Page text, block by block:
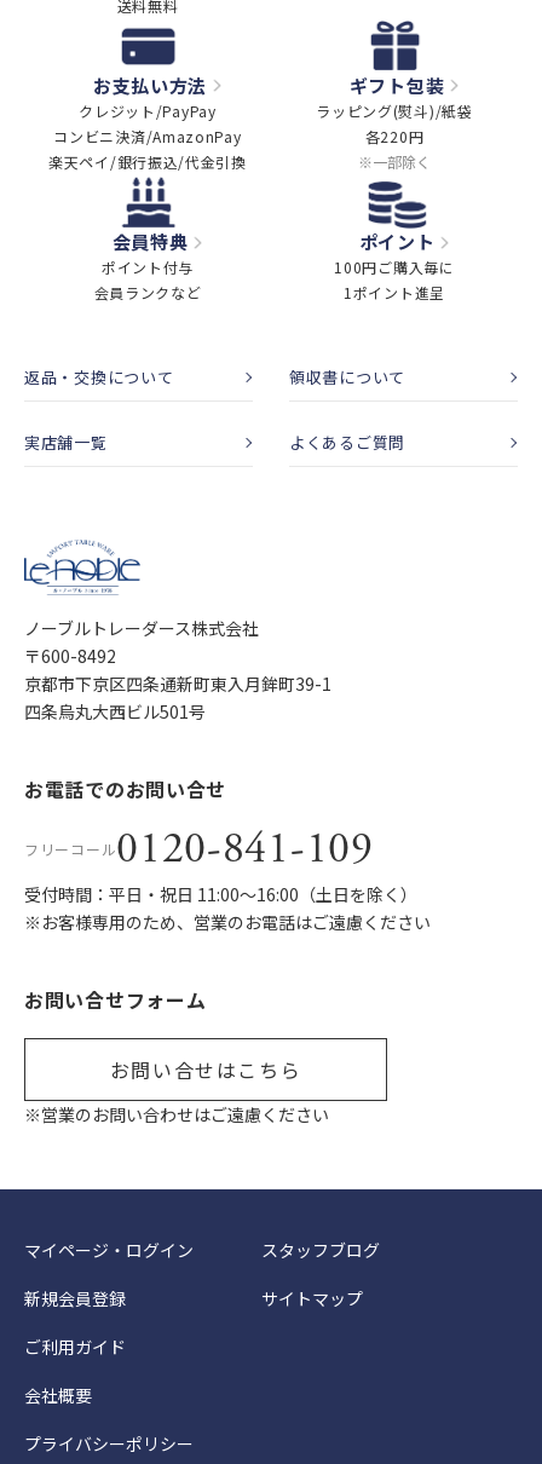
送料無料
お支払い方法
クレジット/PayPay
コンビニ決済/AmazonPay
楽天ペイ/銀行振込/代金引換
ギフト包装
ラッピング(熨斗)/紙袋
各220円
※一部除く
会員特典
ポイント付与
会員ランクなど
ポイント
100円ご購入毎に
1ポイント進呈
返品・交換について 領収書について
実店舗一覧 よくあるご質問
ノーブルトレーダース株式会社
〒600-8492
京都市下京区四条通新町東入月鉾町39-1
四条烏丸大西ビル501号
お電話でのお問い合せ
フリーコール0120-841-109
受付時間：平日・祝日 11:00〜16:00（土日を除く）
※お客様専用のため、営業のお電話はご遠慮ください
お問い合せフォーム
お問い合せはこちら
※営業のお問い合わせはご遠慮ください
マイページ・ログイン
新規会員登録
ご利用ガイド
会社概要
プライバシーポリシー
スタッフブログ
サイトマップ